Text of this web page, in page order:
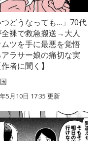
つどうなっても…」70代
裸で救急搬送→大人
ツを手に最悪を覚悟
ラサー娘の痛切な実
者に聞く】
5月10日 17:35 更新